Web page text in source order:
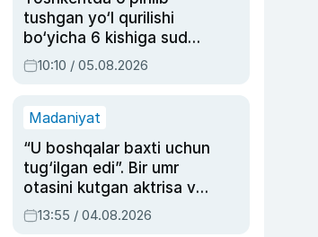
tushgan yo‘l qurilishi
bo‘yicha 6 kishiga sud
hukmi o‘qildi
10:10 / 05.08.2026
Madaniyat
“U boshqalar baxti uchun
tug‘ilgan edi”. Bir umr
otasini kutgan aktrisa va
dublyaj ustasi Rimma
Ahmedovaning
13:55 / 04.08.2026